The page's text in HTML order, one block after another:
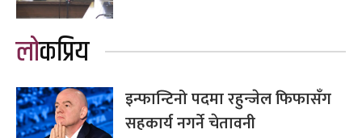
लोकप्रिय
इन्फान्टिनो पदमा रहुन्जेल फिफासँग
सहकार्य नगर्ने चेतावनी